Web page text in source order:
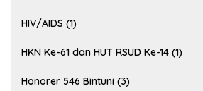
HIV/AIDS (1)
HKN Ke-61 dan HUT RSUD Ke-14 (1)
Honorer 546 Bintuni (3)